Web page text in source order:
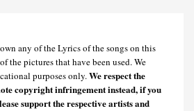
any of the Lyrics of the songs on this
the pictures that have been used. We
purposes only.We respect the
copyright infringement instead, if you
support the respective artists and